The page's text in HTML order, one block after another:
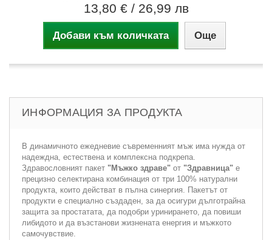
13,80 € / 26,99 лв
Добави към количката Още
ИНФОРМАЦИЯ ЗА ПРОДУКТА
В динамичното ежедневие съвременният мъж има нужда от
надеждна, естествена и комплексна подкрепа.
Здравословният пакет "Мъжко здраве" от "Здравница" е
прецизно селектирана комбинация от три 100% натурални
продукта, които действат в пълна синергия. Пакетът от
продукти е специално създаден, за да осигури дълготрайна
защита за простатата, да подобри уринирането, да повиши
либидото и да възстанови жизнената енергия и мъжкото
самочувствие.